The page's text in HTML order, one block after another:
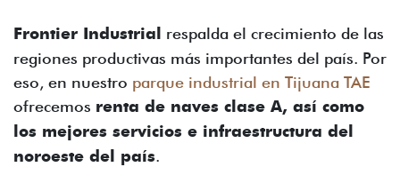
Frontier Industrial
respalda el crecimiento de las
regiones productivas más importantes del país. Por
eso, en nuestro parque industrial en Tijuana TAE
ofrecemos renta de naves clase A, así como
los mejores servicios e infraestructura del
noroeste del país.